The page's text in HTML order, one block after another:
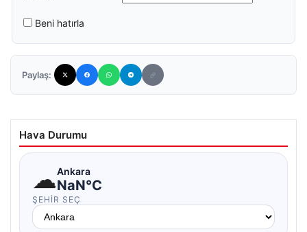
Beni hatırla
Paylaş:
Hava Durumu
☁Ankara
NaN°C
ŞEHIR SEÇ